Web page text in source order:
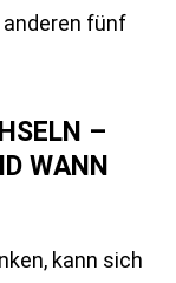
fünf
–
WANN
kann sich